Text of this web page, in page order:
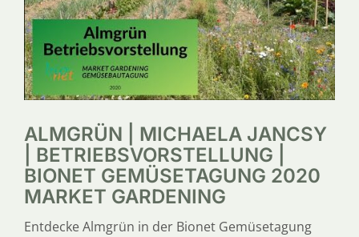
ALMGRÜN | MICHAELA JANCSY
| BETRIEBSVORSTELLUNG |
BIONET GEMÜSETAGUNG 2020
MARKET GARDENING
Entdecke Almgrün in der Bionet Gemüsetagung